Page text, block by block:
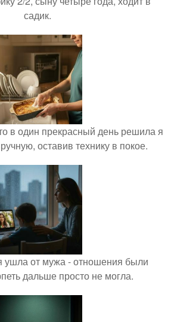
садик.
в один прекрасный день решила я
оставив технику в покое.
ушла от мужа - отношения были
дальше просто не могла.